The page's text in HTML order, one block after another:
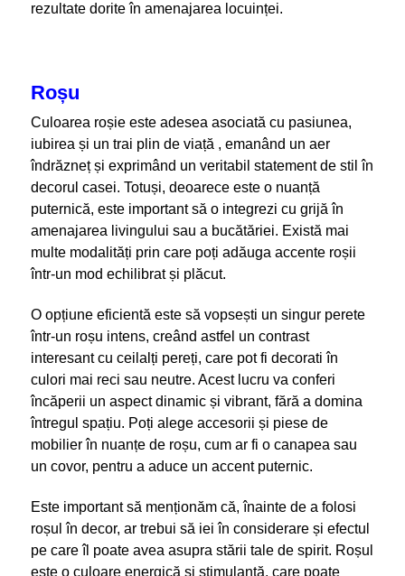
rezultate dorite în amenajarea locuinței.
Roșu
Culoarea roșie este adesea asociată cu pasiunea,
iubirea și un trai plin de viață , emanând un aer
îndrăzneț și exprimând un veritabil statement de stil în
decorul casei. Totuși, deoarece este o nuanță
puternică, este important să o integrezi cu grijă în
amenajarea livingului sau a bucătăriei. Există mai
multe modalități prin care poți adăuga accente roșii
într-un mod echilibrat și plăcut.
O opțiune eficientă este să vopsești un singur perete
într-un roșu intens, creând astfel un contrast
interesant cu ceilalți pereți, care pot fi decorati în
culori mai reci sau neutre. Acest lucru va conferi
încăperii un aspect dinamic și vibrant, fără a domina
întregul spațiu. Poți alege accesorii și piese de
mobilier în nuanțe de roșu, cum ar fi o canapea sau
un covor, pentru a aduce un accent puternic.
Este important să menționăm că, înainte de a folosi
roșul în decor, ar trebui să iei în considerare și efectul
pe care îl poate avea asupra stării tale de spirit. Roșul
este o culoare energică și stimulantă, care poate